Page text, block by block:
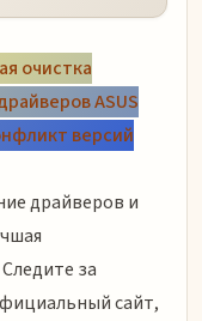
очистка
ASUS
версий
драйверов и
за
сайт,